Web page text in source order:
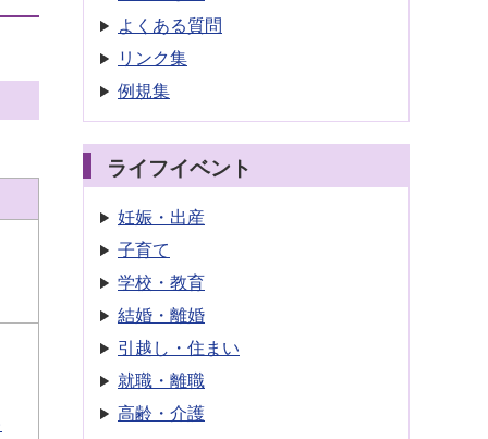
よくある質問
リンク集
例規集
ライフイベント
妊娠・出産
子育て
学校・教育
結婚・離婚
引越し・住まい
就職・離職
高齢・介護